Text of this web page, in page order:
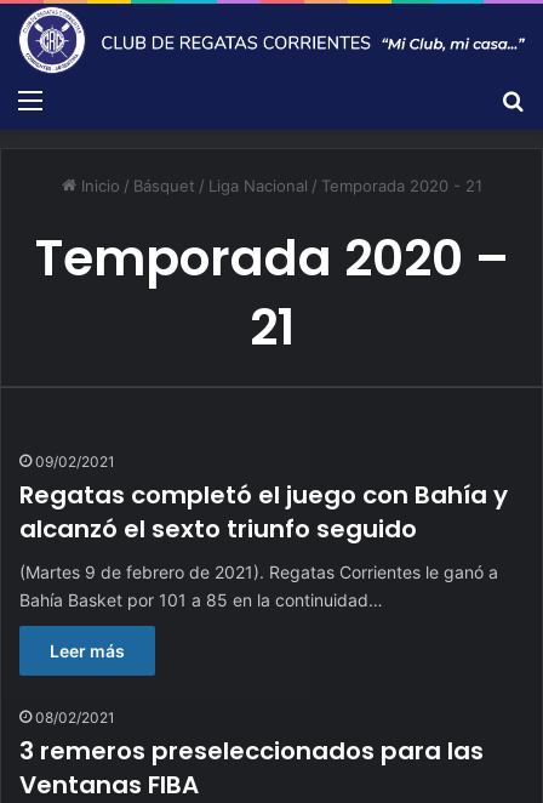
Menú
Inicio / Básquet / Liga Nacional / Temporada 2020 - 21
Temporada 2020 –
21
09/02/2021
Regatas completó el juego con Bahía y
alcanzó el sexto triunfo seguido
(Martes 9 de febrero de 2021). Regatas Corrientes le ganó a
Bahía Basket por 101 a 85 en la continuidad…
Leer más
08/02/2021
3 remeros preseleccionados para las
Ventanas FIBA